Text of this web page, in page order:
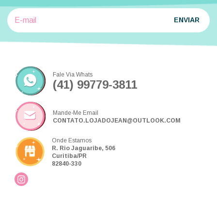
Fale Via Whats
(41) 99779-3811
Mande-Me Email
CONTATO.LOJADOJEAN@OUTLOOK.COM
Onde Estamos
R. Rio Jaguaribe, 506
Curitiba/PR
82840-330